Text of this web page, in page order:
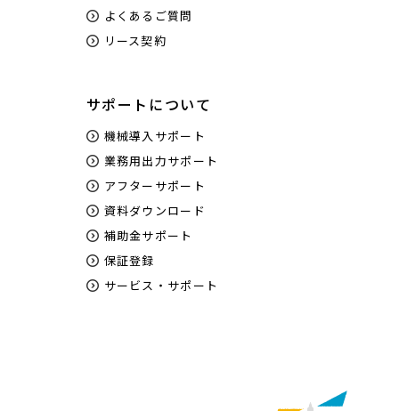
よくあるご質問
リース契約
サポートについて
機械導入サポート
業務用出力サポート
アフターサポート
資料ダウンロード
補助金サポート
保証登録
サービス・サポート